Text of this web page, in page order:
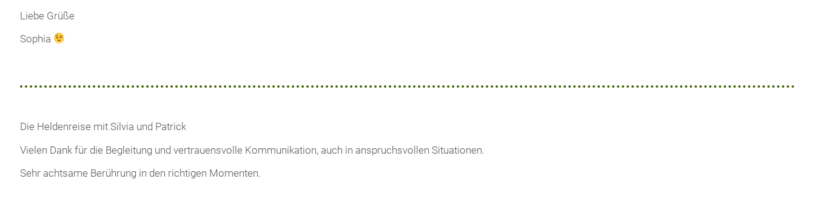
Liebe Grüße
Sophia
Die Heldenreise mit Silvia und Patrick
Vielen Dank für die Begleitung und vertrauensvolle Kommunikation, auch in anspruchsvollen Situationen.
Sehr achtsame Berührung in den richtigen Momenten.